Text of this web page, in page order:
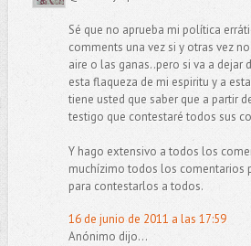
Sé que no aprueba mi política
comments una vez si y otras vez
aire o las ganas..pero si va a dejar
esta flaqueza de mi espiritu y a
tiene usted que saber que a partir
testigo que contestaré todos sus
Y hago extensivo a todos los
muchízimo todos los comentarios
para contestarlos a todos.
16 de junio de 2011 a las 17:59
Anónimo dijo...